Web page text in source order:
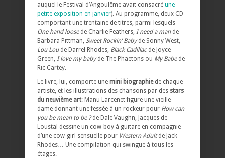
auquel le Festival d’Angoulême avait consacré une
petite exposition en janvier). Au programme, deux CD
comportant une trentaine de titres, parmi lesquels
One hand loosede Charlie Feathers, I need a mande
Barbara Pittman,
Sweet Rockin’ Babyde Sonny West,
Lou Loude Darrel Rhodes, Black Cadillacde Joyce
Green, I love my babyde The Phaetons ou My Babede
Ric Cartey.
Le livre, lui, comporte une mini biographiede chaque
artiste, et les illustrations des chansons par des stars
du neuvième art: Manu Larcenet figure une vieille
dame donnant une fessée à un rockeur pour How can
you be mean to be ?de Dale Vaughn, Jacques de
Loustal dessine un cow-boy à guitare en compagnie
d’une cow-girl sensuelle pour Western Adultde Jack
Rhodes… Une compilation qui swingue à tous les
étages.